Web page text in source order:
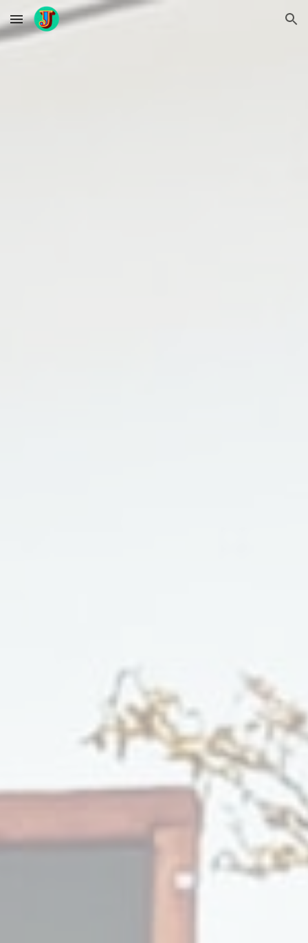
Skip to main content Skip to navigation